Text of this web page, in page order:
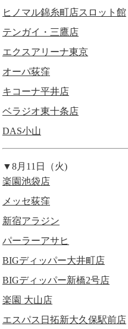
ヒノマル錦糸町店スロット館
テンガイ・三鷹店
エクスアリーナ東京
オーパ荻窪
キコーナ平井店
ベラジオ東十条店
DAS小山
▼8月11日（火)
楽園池袋店
メッセ荻窪
新宿アラジン
パーラーアサヒ
BIGディッパー大井町店
BIGディッパー新橋2号店
楽園 大山店
エスパス日拓新大久保駅前店